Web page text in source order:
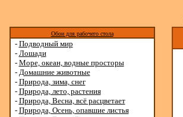
Обои для рабочего стола
- Подводный мир
- Лошади
- Море, океан, водные просторы
- Домашние животные
- Природа, зима, снег
- Природа, лето, растения
- Природа, Весна, всё расцветает
- Природа, Осень, опавшие листья